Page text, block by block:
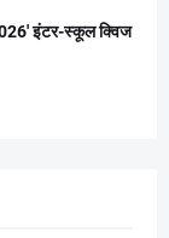
इंटर-स्कूल क्विज